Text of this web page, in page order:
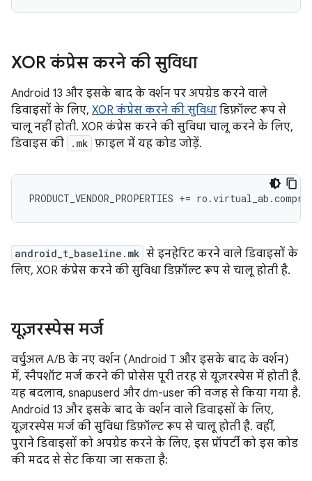
XOR कंप्रेस करने की सुविधा
Android 13 और इसके बाद के वर्शन पर अपग्रेड करने वाले
डिवाइसों के लिए, XOR कंप्रेस करने की सुविधा डिफ़ॉल्ट रूप से
चालू नहीं होती. XOR कंप्रेस करने की सुविधा चालू करने के लिए,
डिवाइस की
.mk फ़ाइल में यह कोड जोड़ें.
PRODUCT_VENDOR_PROPERTIES += ro .virtual_ab .
android_t_baseline.mk से इनहेरिट करने वाले डिवाइसों के
लिए, XOR कंप्रेस करने की सुविधा डिफ़ॉल्ट रूप से चालू होती है.
यूज़रस्पेस मर्ज
वर्चुअल A/B के नए वर्शन (Android T और इसके बाद के वर्शन)
में, स्नैपशॉट मर्ज करने की प्रोसेस पूरी तरह से यूज़रस्पेस में होती है.
यह बदलाव, snapuserd और dm-user की वजह से किया गया है.
Android 13 और इसके बाद के वर्शन वाले डिवाइसों के लिए,
यूज़रस्पेस मर्ज की सुविधा डिफ़ॉल्ट रूप से चालू होती है. वहीं,
पुराने डिवाइसों को अपग्रेड करने के लिए, इस प्रॉपर्टी को इस कोड
की मदद से सेट किया जा सकता है: